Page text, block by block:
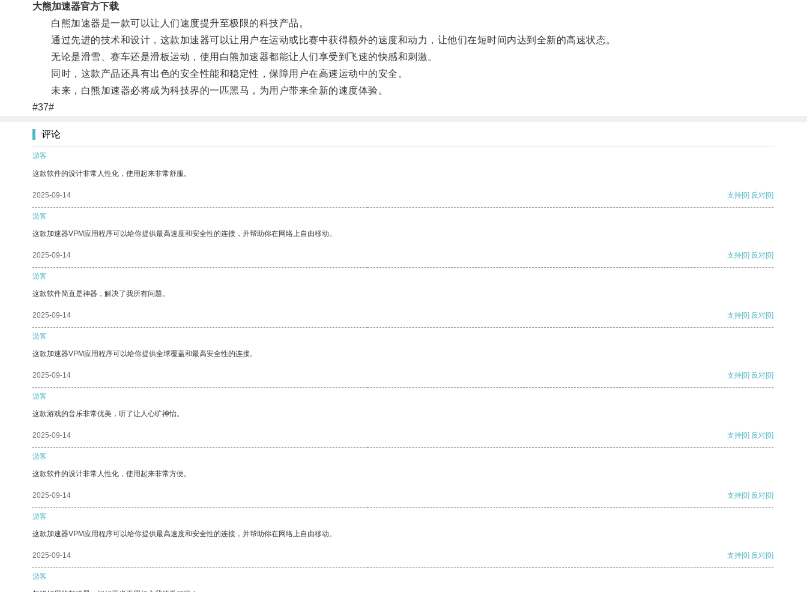
大熊加速器官方下载
白熊加速器是一款可以让人们速度提升至极限的科技产品。
通过先进的技术和设计，这款加速器可以让用户在运动或比赛中获得额外的速度和动力，让他们在短时间内达到全新的高速状态。
无论是滑雪、赛车还是滑板运动，使用白熊加速器都能让人们享受到飞速的快感和刺激。
同时，这款产品还具有出色的安全性能和稳定性，保障用户在高速运动中的安全。
未来，白熊加速器必将成为科技界的一匹黑马，为用户带来全新的速度体验。
#37#
评论
游客
这款软件的设计非常人性化，使用起来非常舒服。
2025-09-14 支持[0] 反对[0]
游客
这款加速器VPM应用程序可以给你提供最高速度和安全性的连接，并帮助你在网络上自由移动。
2025-09-14 支持[0] 反对[0]
游客
这款软件简直是神器，解决了我所有问题。
2025-09-14 支持[0] 反对[0]
游客
这款加速器VPM应用程序可以给你提供全球覆盖和最高安全性的连接。
2025-09-14 支持[0] 反对[0]
游客
这款游戏的音乐非常优美，听了让人心旷神怡。
2025-09-14 支持[0] 反对[0]
游客
这款软件的设计非常人性化，使用起来非常方便。
2025-09-14 支持[0] 反对[0]
游客
这款加速器VPM应用程序可以给你提供最高速度和安全性的连接，并帮助你在网络上自由移动。
2025-09-14 支持[0] 反对[0]
游客